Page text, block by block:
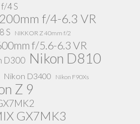
4 S
f/4-6.3 VR
S NIKKOR Z 40mm f/2
f/5.6-6.3 VR
D300 Nikon D810
Nikon D3400 Nikon F90Xs
Z 9
GX7MK3